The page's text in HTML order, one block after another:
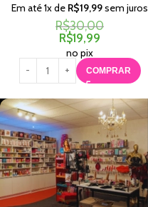
Em até1x de R$19,99sem juros
R$30,00
R$19,99
no pix
COMPRAR